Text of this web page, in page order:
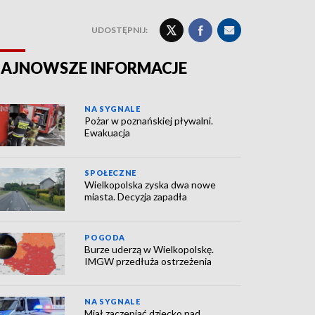
UDOSTĘPNIJ:
INFORMACJE
NA SYGNALE
Pożar w poznańskiej pływalni.
Ewakuacja
SPOŁECZNE
Wielkopolska zyska dwa nowe
miasta. Decyzja zapadła
POGODA
Burze uderzą w Wielkopolskę.
IMGW przedłuża ostrzeżenia
NA SYGNALE